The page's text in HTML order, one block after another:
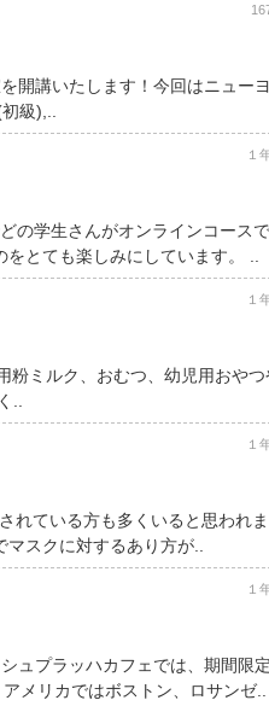
開講いたします！今回はニュー
級),..
１
の学生さんがオンラインコース
とても楽しみにしています。 ..
１
粉ミルク、おむつ、幼児用おや
..
１
れている方も多くいると思われま
スクに対するあり方が..
１
ュプラッハカフェでは、期間限
メリカではボストン、ロサンゼ..